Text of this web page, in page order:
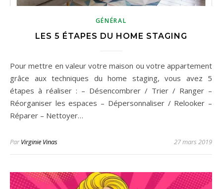
GÉNÉRAL
LES 5 ÉTAPES DU HOME STAGING
Pour mettre en valeur votre maison ou votre appartement
grâce aux techniques du home staging, vous avez 5
étapes à réaliser : – Désencombrer / Trier / Ranger –
Réorganiser les espaces – Dépersonnaliser / Relooker –
Réparer – Nettoyer…
ParVirginie Vinas 27 mars 2019